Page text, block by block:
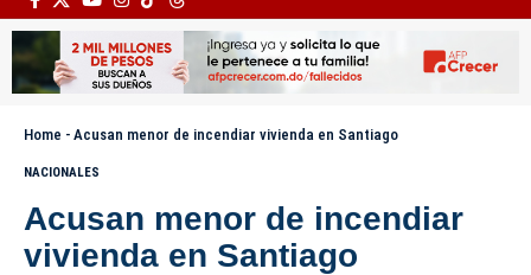
Home - Acusan menor de incendiar vivienda en Santiago
NACIONALES
Acusan menor de incendiar
vivienda en Santiago